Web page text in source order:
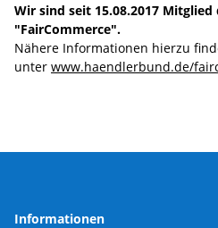
Wir sind seit 15.08.2017 Mitglied
"FairCommerce".
Nähere Informationen hierzu
unter www.haendlerbund.de/
Informationen